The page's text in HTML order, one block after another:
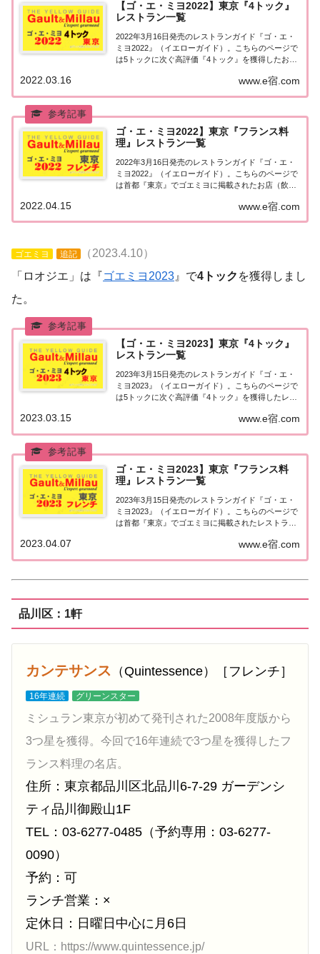
【ゴ・エ・ミヨ2022】東京『4トック』
レストラン一覧
2022年3月16日発売のレストランガイド『ゴ・エ・
ミヨ2022』（イエローガイド）。こちらのページで
は5トックに次ぐ高評価『4トック』を獲得したお店
ついて一覧にまとめました。ゴエミヨ2022『4トッ
www.e宿.com
2022.03.16
ゴ・エ・ミヨ2022】東京『フランス料
理』レストラン一覧
2022年3月16日発売のレストランガイド『ゴ・エ・
ミヨ2022』（イエローガイド）。こちらのページで
は首都『東京』でゴエミヨに掲載されたお店（飲食
チ）」のお店を一覧にまとめました。ゴエミヨ
2022『東京』フレンチ関東「東京エリア」で「...
www.e宿.com
2022.04.15
ゴエミヨ 追記
（2023.4.10）
「ロオジエ」は『ゴエミヨ2023 』で4トック を獲得しまし
た。
【ゴ・エ・ミヨ2023】東京『4トック』
レストラン一覧
2023年3月15日発売のレストランガイド『ゴ・エ・
ミヨ2023』（イエローガイド）。こちらのページで
は5トックに次ぐ高評価『4トック』を獲得したレス
めました。ゴエミヨ2023『4トック』東京関東「東
www.e宿.com
2023.03.15
ゴ・エ・ミヨ2023】東京『フランス料
理』レストラン一覧
2023年3月15日発売のレストランガイド『ゴ・エ・
ミヨ2023』（イエローガイド）。こちらのページで
は首都『東京』でゴエミヨに掲載されたレストラン
にまとめました。ゴエミヨ2023『東京』フレンチ関
www.e宿.com
2023.04.07
品川区：1軒
カンテサンス （Quintessence）［フレンチ］
16年連続 グリーンスター
ミシュラン東京が初めて発刊された2008年度版から
3つ星を獲得。今回で16年連続で3つ星を獲得したフ
ランス料理の名店。
住所：東京都品川区北品川6-7-29 ガーデンシ
ティ品川御殿山1F
TEL：03-6277-0485（予約専用：03-6277-
0090）
予約：可
ランチ営業：×
定休日：日曜日中心に月6日
URL：https://www.quintessence.jp/